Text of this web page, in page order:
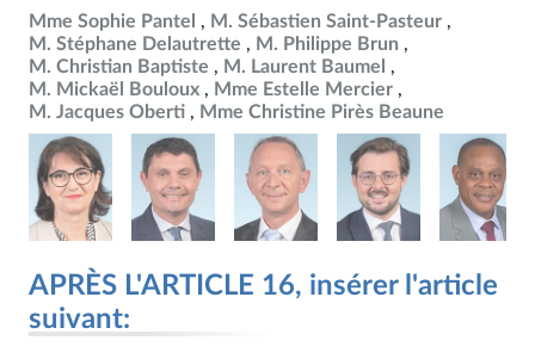
Mme Sophie Pantel
M. Sébastien Saint-Pasteur
M. Stéphane Delautrette
M. Philippe Brun
M. Christian Baptiste
M. Laurent Baumel
M. Mickaël Bouloux
Mme Estelle Mercier
M. Jacques Oberti
Mme Christine Pirès Beaune
APRÈS L'ARTICLE 16, insérer l'article
suivant: